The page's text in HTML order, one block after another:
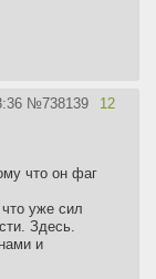
№738139
12
что он фаг
уже сил
Здесь.
и